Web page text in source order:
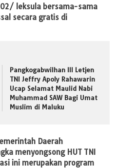
leksula bersama-sama
secara gratis di
Pangkogabwilhan III Letjen
TNI Jeffry Apoly Rahawarin
Ucap Selamat Maulid Nabi
Muhammad SAW Bagi Umat
Muslim di Maluku
Daerah
menyongsong HUT TNI
ini merupakan program